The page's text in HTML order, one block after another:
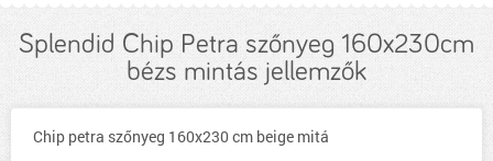
Splendid Chip Petra szőnyeg 160x230cm
bézs mintás jellemzők
Chip petra szőnyeg 160x230 cm beige mitá